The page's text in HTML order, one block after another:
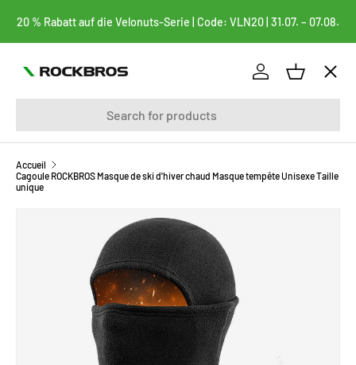
ALLER AU CONTENU
20 % Rabatt auf die Velonuts-Serie | Code: VLN20 | 31.07. – 07.08.
Se connecter
Panier
Menu
FAHRRADTASCHEN
FAHRRADTEILE
FAHRRADZUBEHÖR
Accueil
Cagoule ROCKBROS Masque de ski d'hiver chaud Masque tempête Unisexe Taille
unique
PASSER AUX INFORMATIONS PRODUITS